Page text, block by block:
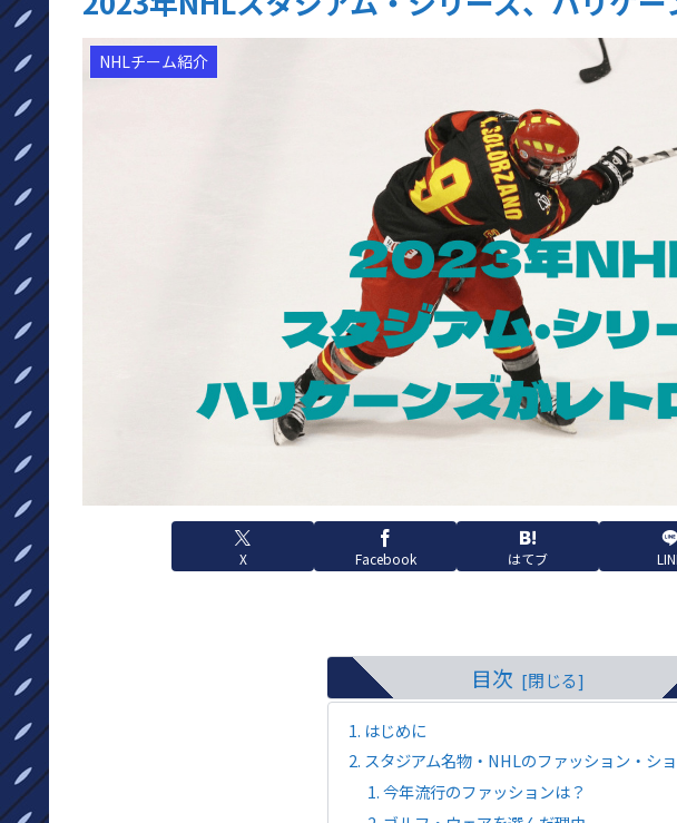
NHLチーム紹介
X Facebook はてブ
目次
はじめに
スタジアム名物・NHLのファッション・シ
今年流行のファッションは？